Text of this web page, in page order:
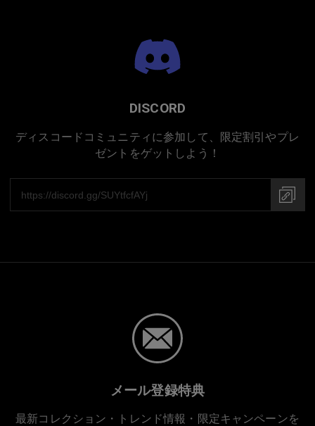
DISCORD
ディスコードコミュニティに参加して、限定割引やプレ
ゼントをゲットしよう！
メール登録特典
最新コレクション・トレンド情報・限定キャンペーンを